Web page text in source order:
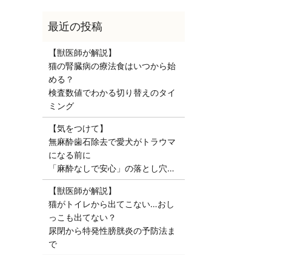
【獣医師が解説】
猫の腎臓病の療法食はいつから始
める？
検査数値でわかる切り替えのタイ
ミング
【気をつけて】
無麻酔歯石除去で愛犬がトラウマ
になる前に
「麻酔なしで安心」の落とし穴…
【獣医師が解説】
猫がトイレから出てこない…おし
っこも出てない？
尿閉から特発性膀胱炎の予防法ま
で